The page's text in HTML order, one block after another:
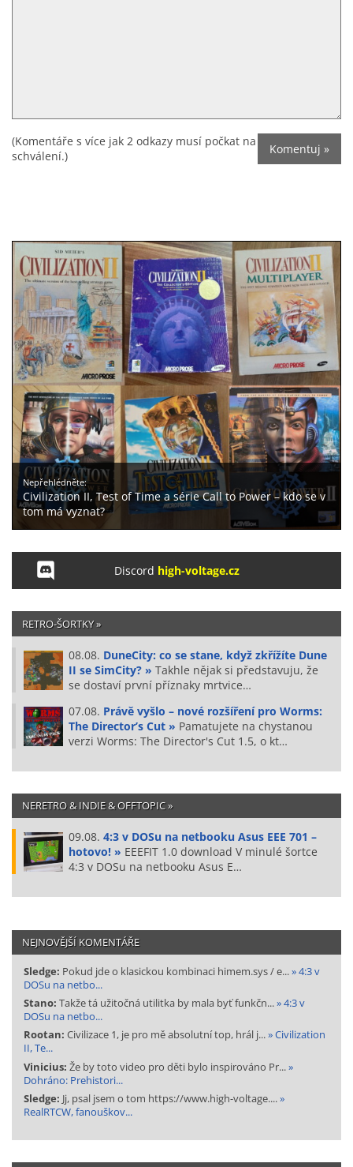
(Komentáře s více jak 2 odkazy musí počkat na
schválení.)
Nepřehlédněte:
Civilization II, Test of Time a série Call to Power – kdo se v
tom má vyznat?
Discord high-voltage.cz
RETRO-ŠORTKY »
08.08. DuneCity: co se stane, když zkřížíte Dune
II se SimCity? » Takhle nějak si představuju, že
se dostaví první příznaky mrtvice…
07.08. Právě vyšlo – nové rozšíření pro Worms:
The Director’s Cut » Pamatujete na chystanou
verzi Worms: The Director's Cut 1.5, o kt…
NERETRO & INDIE & OFFTOPIC »
09.08. 4:3 v DOSu na netbooku Asus EEE 701 –
hotovo! » EEEFIT 1.0 download V minulé šortce
4:3 v DOSu na netbooku Asus E…
NEJNOVĚJŠÍ KOMENTÁŘE
Sledge: Pokud jde o klasickou kombinaci himem.sys / e...» 4:3 v
DOSu na netbo...
Stano: Takže tá užitočná utilitka by mala byť funkčn...» 4:3 v
DOSu na netbo...
Rootan: Civilizace 1, je pro mě absolutní top, hrál j...» Civilization
II, Te...
Vinicius: Že by toto video pro děti bylo inspirováno Pr...»
Dohráno: Prehistori...
Sledge: Jj, psal jsem o tom https://www.high-voltage....»
RealRTCW, fanouškov...